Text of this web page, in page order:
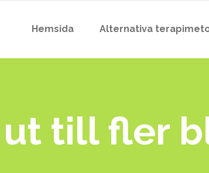
Hemsida Alternativa
ut till fler